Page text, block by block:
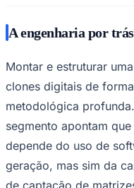
Palmeiras
A engenharia por
Montar e estruturar
clones digitais de
metodológica
segmento apontam
depende do uso de
geração, mas sim da
de captação de